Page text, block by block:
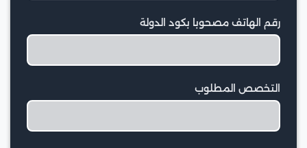
رقم الهاتف مصحوبا بكود الدولة
التخصص المطلوب